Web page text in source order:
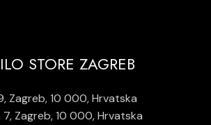
STORE ZAGREB
Zagreb, 10 000, Hrvatska
7, Zagreb, 10 000, Hrvatska